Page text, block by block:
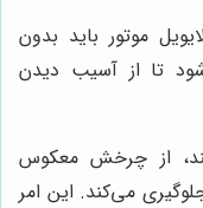
موتور باید بدون
تا از آسیب دیدن
از چرخش معکوس
می‌کند. این امر